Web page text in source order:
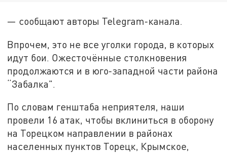
— сообщают авторы Telegram-канала.
Впрочем, это не все уголки города, в которых
идут бои. Ожесточённые столкновения
продолжаются и в юго-западной части района
“Забалка".
По словам генштаба неприятеля, наши
провели 16 атак, чтобы вклиниться в оборону
на Торецком направлении в районах
населенных пунктов Торецк, Крымское,